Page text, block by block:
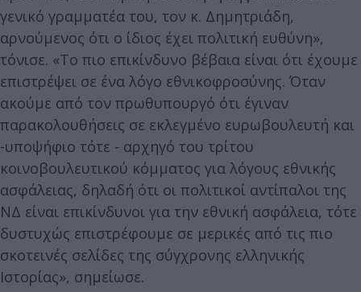
γενικό γραμματέα του, τον κ. Δημητριάδη,
αρνούμενος ότι ο ίδιος έχει πολιτική ευθύνη»,
τόνισε. «Το πιο επικίνδυνο βέβαια είναι ότι έχουμε
επιστρέψει σε ένα λόγο εθνικοφροσύνης. Όταν
ακούμε από τον πρωθυπουργό ότι έγιναν
παρακολουθήσεις σε εκλεγμένο ευρωβουλευτή και
-υποψήφιο τότε - αρχηγό του τρίτου
κοινοβουλευτικού κόμματος για λόγους εθνικής
ασφάλειας, δηλαδή ότι οι πολιτικοί αντίπαλοι της
ΝΔ είναι επικίνδυνοι για την εθνική ασφάλεια, τότε
δυστυχώς επιστρέφουμε σε μερικές από τις πιο
σκοτεινές σελίδες της σύγχρονης ελληνικής
Ιστορίας», σημείωσε.